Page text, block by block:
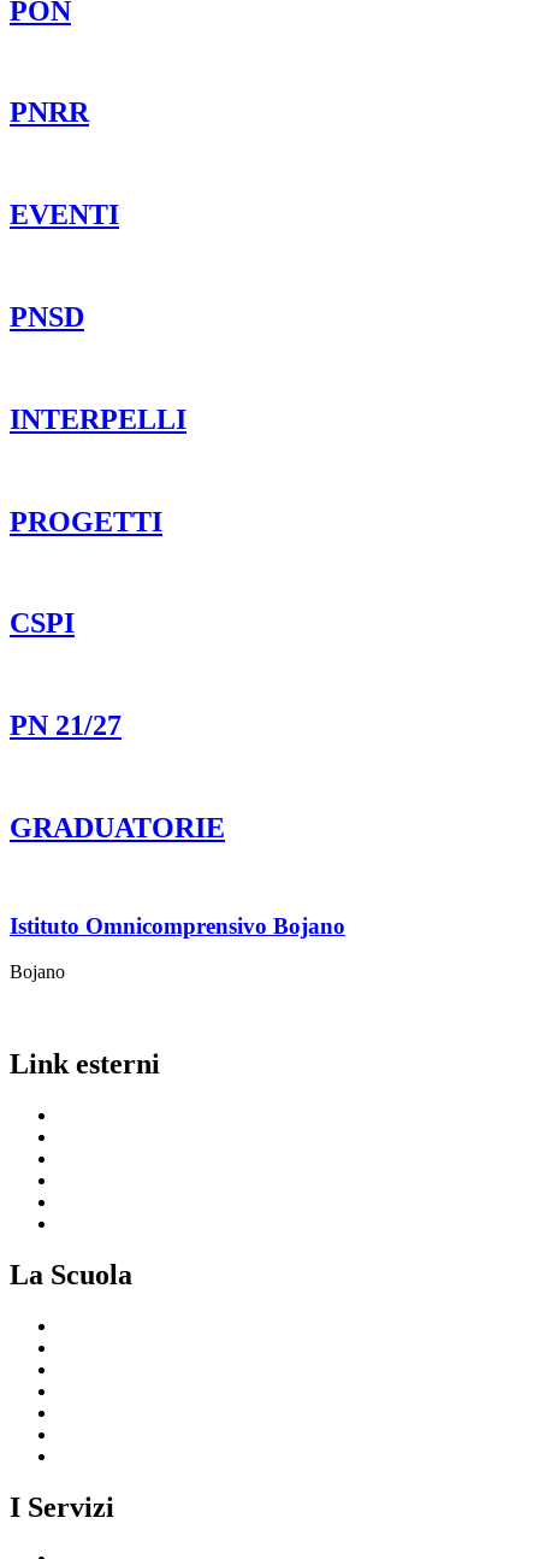
PON
PNRR
EVENTI
PNSD
INTERPELLI
PROGETTI
CSPI
PN 21/27
GRADUATORIE
Istituto Omnicomprensivo Bojano
Bojano
Link esterni
La Scuola
I Servizi